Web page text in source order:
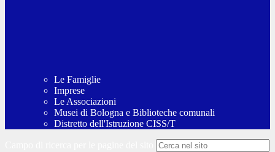
Le Famiglie
Imprese
Le Associazioni
Musei di Bologna e Biblioteche comunali
Distretto dell'Istruzione CISS/T